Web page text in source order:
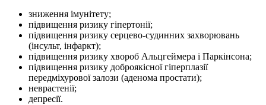
зниження імунітету;
підвищення ризику гіпертонії;
підвищення ризику серцево-судинних захворювань
(інсульт, інфаркт);
підвищення ризику хвороб Альцгеймера і Паркінсона;
підвищення ризику доброякісної гіперплазії
передміхурової залози (аденома простати);
неврастенії;
депресії.